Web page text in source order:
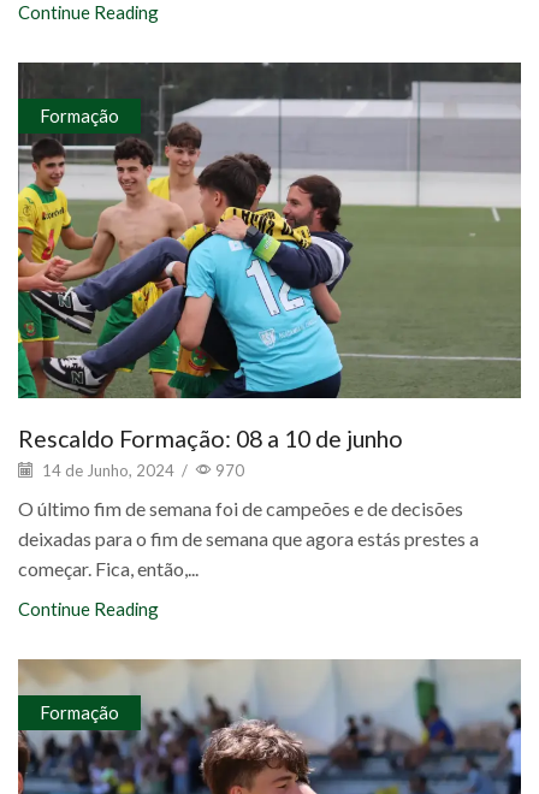
Continue Reading
Formação
Rescaldo Formação: 08 a 10 de junho
14 de Junho, 2024 / 970
O último fim de semana foi de campeões e de decisões
deixadas para o fim de semana que agora estás prestes a
começar. Fica, então,...
Continue Reading
Formação